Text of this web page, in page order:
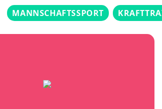
MANNSCHAFTSSPORT